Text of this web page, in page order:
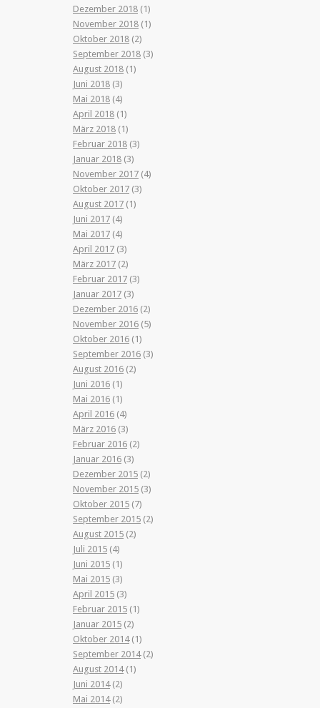
Dezember 2018 (1)
November 2018 (1)
Oktober 2018 (2)
September 2018 (3)
August 2018 (1)
Juni 2018 (3)
Mai 2018 (4)
April 2018 (1)
März 2018 (1)
Februar 2018 (3)
Januar 2018 (3)
November 2017 (4)
Oktober 2017 (3)
August 2017 (1)
Juni 2017 (4)
Mai 2017 (4)
April 2017 (3)
März 2017 (2)
Februar 2017 (3)
Januar 2017 (3)
Dezember 2016 (2)
November 2016 (5)
Oktober 2016 (1)
September 2016 (3)
August 2016 (2)
Juni 2016 (1)
Mai 2016 (1)
April 2016 (4)
März 2016 (3)
Februar 2016 (2)
Januar 2016 (3)
Dezember 2015 (2)
November 2015 (3)
Oktober 2015 (7)
September 2015 (2)
August 2015 (2)
Juli 2015 (4)
Juni 2015 (1)
Mai 2015 (3)
April 2015 (3)
Februar 2015 (1)
Januar 2015 (2)
Oktober 2014(1)
September 2014(2)
August 2014(1)
Juni 2014(2)
Mai 2014(2)